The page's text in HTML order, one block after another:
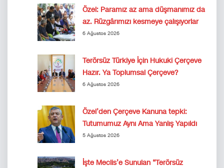
Özel: Paramız az ama düşmanımız da
az. Rüzgârımızı kesmeye çalışıyorlar
6 Ağustos 2026
Terörsüz Türkiye İçin Hukuki Çerçeve
Hazır. Ya Toplumsal Çerçeve?
6 Ağustos 2026
Özel’den Çerçeve Kanuna tepki:
Tutumumuz Aynı Ama Yanlış Yapıldı
5 Ağustos 2026
İşte Meclis’e Sunulan “Terörsüz